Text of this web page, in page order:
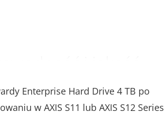
Enterprise Hard Drive 4 TB po
w AXIS S11 lub AXIS S12 Series